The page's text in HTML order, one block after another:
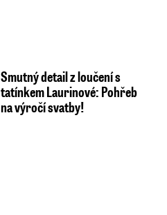
Smutný detail z loučení s
tatínkem Laurinové: Pohřeb
na výročí svatby!